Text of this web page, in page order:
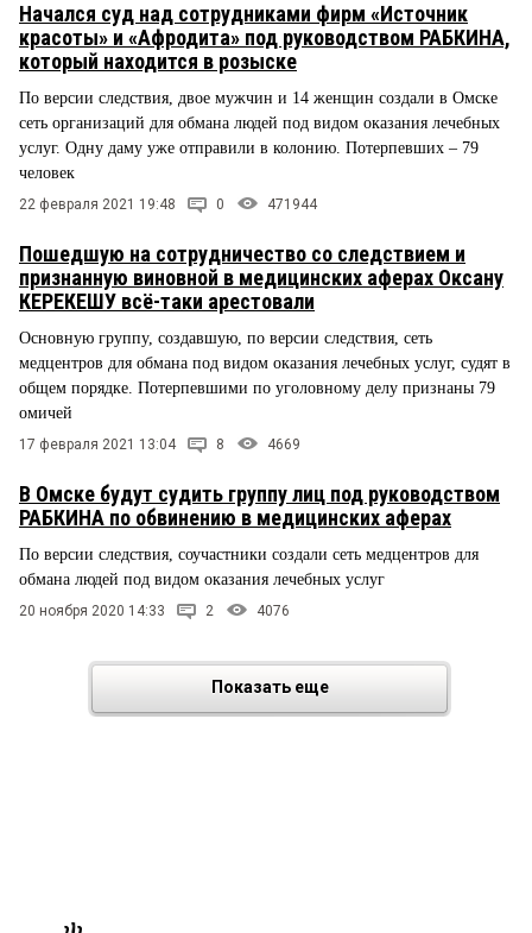
Начался суд над сотрудниками фирм «Источник
красоты» и «Афродита» под руководством РАБКИНА,
который находится в розыске
По версии следствия, двое мужчин и 14 женщин создали в Омске
сеть организаций для обмана людей под видом оказания лечебных
услуг. Одну даму уже отправили в колонию. Потерпевших – 79
человек
22 февраля 2021 19:48 0 471944
Пошедшую на сотрудничество со следствием и
признанную виновной в медицинских аферах Оксану
КЕРЕКЕШУ всё-таки арестовали
Основную группу, создавшую, по версии следствия, сеть
медцентров для обмана под видом оказания лечебных услуг, судят в
общем порядке. Потерпевшими по уголовному делу признаны 79
омичей
17 февраля 2021 13:04 8 4669
В Омске будут судить группу лиц под руководством
РАБКИНА по обвинению в медицинских аферах
По версии следствия, соучастники создали сеть медцентров для
обмана людей под видом оказания лечебных услуг
20 ноября 2020 14:33 2 4076
Показать еще